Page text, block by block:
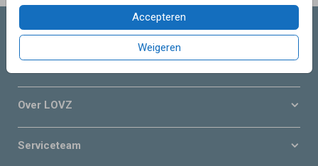
Accepteren
Weigeren
Collecties LOVZ
Over LOVZ
Serviceteam